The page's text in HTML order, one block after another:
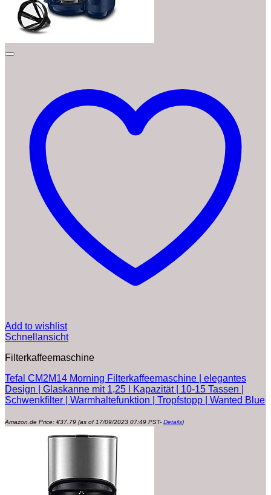
Add to wishlist
Schnellansicht
Filterkaffeemaschine
Tefal CM2M14 Morning Filterkaffeemaschine | elegantes
Design | Glaskanne mit 1,25 l Kapazität | 10-15 Tassen |
Schwenkfilter | Warmhaltefunktion | Tropfstopp | Wanted Blue
Amazon.de Price: €37.79 (as of 17/09/2023 07:49 PST- Details)